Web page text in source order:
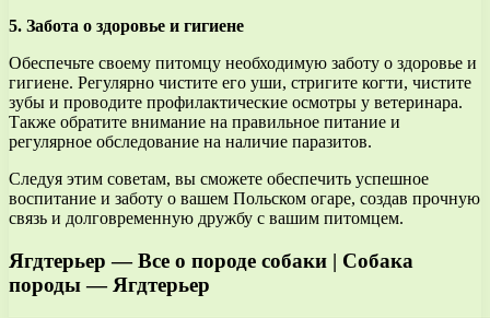
5. Забота о здоровье и гигиене
Обеспечьте своему питомцу необходимую заботу о здоровье и
гигиене. Регулярно чистите его уши, стригите когти, чистите
зубы и проводите профилактические осмотры у ветеринара.
Также обратите внимание на правильное питание и
регулярное обследование на наличие паразитов.
Следуя этим советам, вы сможете обеспечить успешное
воспитание и заботу о вашем Польском огаре, создав прочную
связь и долговременную дружбу с вашим питомцем.
Ягдтерьер — Все о породе собаки | Собака
породы — Ягдтерьер